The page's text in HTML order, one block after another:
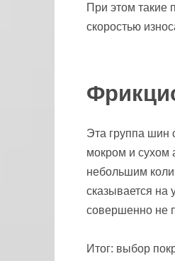
При этом такие
скоростью
Эта группа шин
мокром и сухом
небольшим
сказывается на
совершенно не
Итог: выбор